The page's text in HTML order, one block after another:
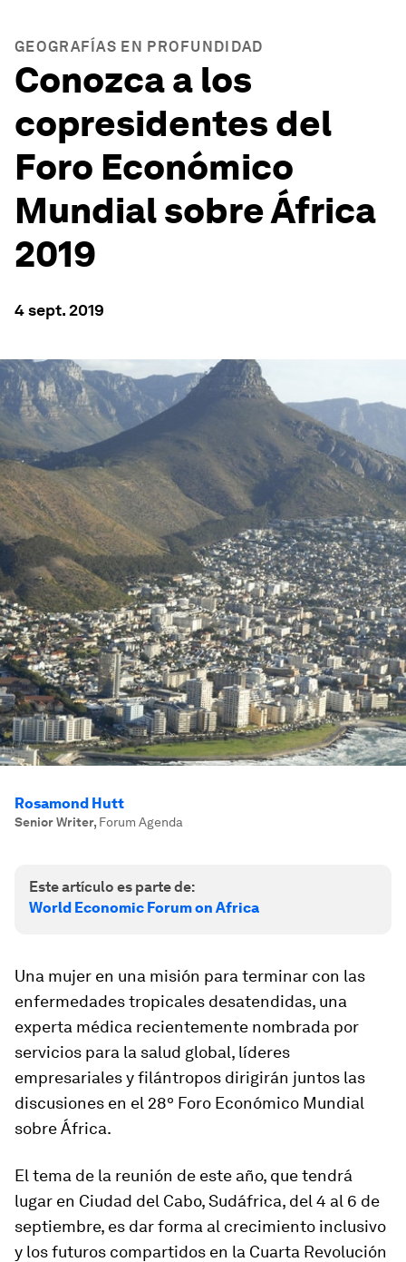
GEOGRAFÍAS EN PROFUNDIDAD
Conozca a los
copresidentes del
Foro Económico
Mundial sobre África
2019
4 sept. 2019
Rosamond Hutt
Senior Writer, Forum Agenda
Este artículo es parte de:
World Economic Forum on Africa
Una mujer en una misión para terminar con las
enfermedades tropicales desatendidas, una
experta médica recientemente nombrada por
servicios para la salud global, líderes
empresariales y filántropos dirigirán juntos las
discusiones en el 28º Foro Económico Mundial
sobre África.
El tema de la reunión de este año, que tendrá
lugar en Ciudad del Cabo, Sudáfrica, del 4 al 6 de
septiembre, es dar forma al crecimiento inclusivo
y los futuros compartidos en la Cuarta Revolución